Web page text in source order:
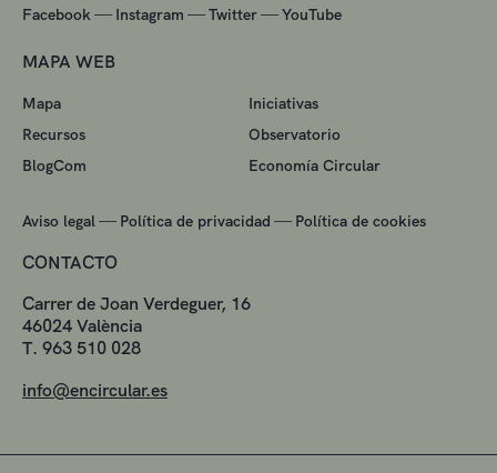
Facebook — Instagram —Twitter—YouTube
MAPA WEB
Mapa
Iniciativas
Recursos
Observatorio
BlogCom
Economía Circular
Aviso legal — Política de privacidad — Política de cookies
CONTACTO
Carrer de Joan Verdeguer, 16
46024 València
T. 963 510 028
info@encircular.es